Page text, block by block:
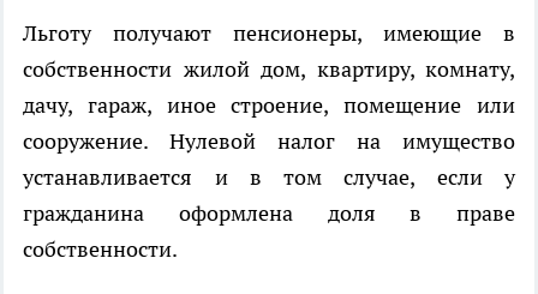
Льготу получают пенсионеры, имеющие в
собственности жилой дом, квартиру, комнату,
дачу, гараж, иное строение, помещение или
сооружение. Нулевой налог на имущество
устанавливается и в том случае, если у
гражданина оформлена доля в праве
собственности.